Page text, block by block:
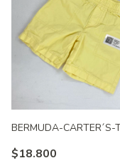
BERMUDA-CARTER´S-
$18.800